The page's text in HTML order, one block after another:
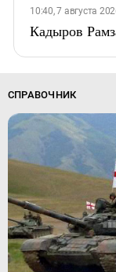
10:40, 7 августа
Кадыров
СПРАВОЧНИК